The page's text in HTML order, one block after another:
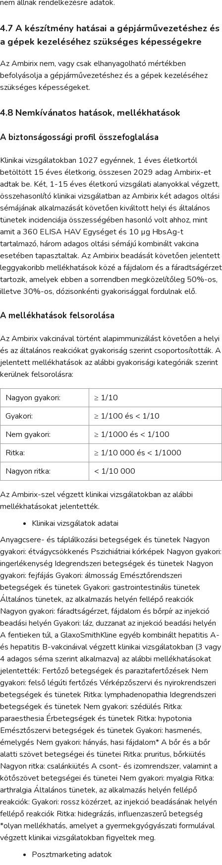
nem állnak rendelkezésre adatok.
4.7 A készítmény hatásai a gépjárművezetéshez és
a gépek kezeléséhez szükséges képességekre
Az Ambirix nem, vagy csak elhanyagolható mértékben
befolyásolja a gépjárművezetéshez és a gépek kezeléséhez
szükséges képességeket.
4.8 Nemkívánatos hatások, mellékhatások
A biztonságossági profil összefoglalása
Klinikai vizsgálatokban 1027 egyénnek, 1 éves életkortól
betöltött 15 éves életkorig, összesen 2029 adag Ambirix-et
adtak be. Két, 1-15 éves életkorú vizsgálati alanyokkal végzett,
összehasonlító klinikai vizsgálatban az Ambirix két adagos oltási
sémájának alkalmazását követően kiváltott helyi és általános
tünetek incidenciája összességében hasonló volt ahhoz, mint
amit a 360 ELISA HAV Egységet és 10 µg HbsAg-t
tartalmazó, három adagos oltási sémájú kombinált vakcina
esetében tapasztaltak. Az Ambirix beadását követően jelentett
leggyakoribb mellékhatások közé a fájdalom és a fáradtságérzet
tartozik, amelyek ebben a sorrendben megközelítőleg 50%-os,
illetve 30%-os, dózisonkénti gyakorisággal fordulnak elő.
A mellékhatások felsorolása
Az Ambirix vakcinával történt alapimmunizálást követően a helyi
és az általános reakciókat gyakoriság szerint csoportosították. A
jelentett mellékhatások az alábbi gyakorisági kategóriák szerint
kerülnek felsorolásra:
Nagyon gyakori:
≥ 1/10
Gyakori:
≥ 1/100 és < 1/10
Nem gyakori:
≥ 1/1000 és < 1/100
Ritka:
≥ 1/10 000 és < 1/1000
Nagyon ritka:
< 1/10 000
Az Ambirix-szel végzett klinikai vizsgálatokban az alábbi
mellékhatásokat jelentették.
Klinikai vizsgálatok adatai
Anyagcsere- és táplálkozási betegségek és tünetek Nagyon
gyakori: étvágycsökkenés Pszichiátriai kórképek Nagyon gyakori:
ingerlékenység Idegrendszeri betegségek és tünetek Nagyon
gyakori: fejfájás Gyakori: álmosság Emésztőrendszeri
betegségek és tünetek Gyakori: gastrointestinális tünetek
Általános tünetek, az alkalmazás helyén fellépő reakciók
Nagyon gyakori: fáradtságérzet, fájdalom és bőrpír az injekció
beadási helyén Gyakori: láz, duzzanat az injekció beadási helyén
A fentieken túl, a GlaxoSmithKline egyéb kombinált hepatitis A-
és hepatitis B-vakcináival végzett klinikai vizsgálatokban (3 vagy
4 adagos séma szerint alkalmazva) az alábbi mellékhatásokat
jelentették: Fertőző betegségek és parazitafertőzések Nem
gyakori: felső légúti fertőzés Vérképzőszervi és nyirokrendszeri
betegségek és tünetek Ritka: lymphadenopathia Idegrendszeri
betegségek és tünetek Nem gyakori: szédülés Ritka:
paraesthesia Érbetegségek és tünetek Ritka: hypotonia
Emésztőszervi betegségek és tünetek Gyakori: hasmenés,
émelygés Nem gyakori: hányás, hasi fájdalom* A bőr és a bőr
alatti szövet betegségei és tünetei Ritka: pruritus, bőrkiütés
Nagyon ritka: csalánkiütés A csont- és izomrendszer, valamint a
kötőszövet betegségei és tünetei Nem gyakori: myalgia Ritka:
arthralgia Általános tünetek, az alkalmazás helyén fellépő
reakciók: Gyakori: rossz közérzet, az injekció beadásának helyén
fellépő reakciók Ritka: hidegrázás, influenzaszerű betegség
*olyan mellékhatás, amelyet a gyermekgyógyászati formulával
végzett klinikai vizsgálatokban figyeltek meg.
Posztmarketing adatok